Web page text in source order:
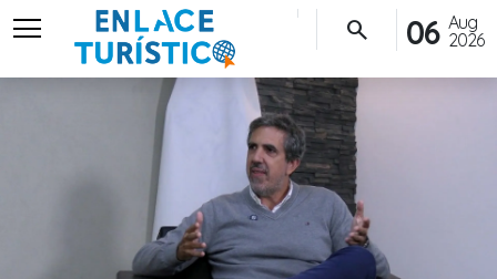
menu
Aug
2026
06
search